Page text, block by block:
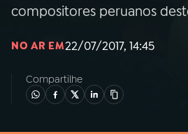
05PODCASTS
compositores peruanos
NO AR EM22/07/2017, 14:45
Compartilhe